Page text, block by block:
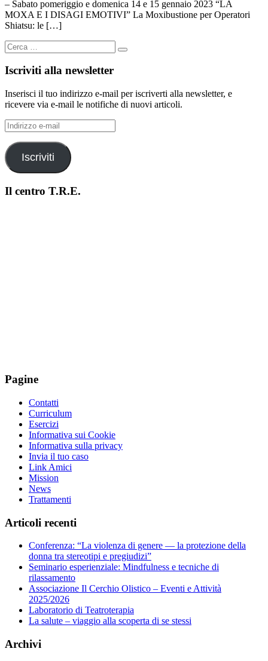
– Sabato pomeriggio e domenica 14 e 15 gennaio 2023 “LA
MOXA E I DISAGI EMOTIVI” La Moxibustione per Operatori
Shiatsu: le […]
Cerca
Cerca
Iscriviti alla newsletter
Inserisci il tuo indirizzo e-mail per iscriverti alla newsletter, e
ricevere via e-mail le notifiche di nuovi articoli.
Indirizzo
e-
mail
Iscriviti
Il centro T.R.E.
Pagine
Contatti
Curriculum
Esercizi
Informativa sui Cookie
Informativa sulla privacy
Invia il tuo caso
Link Amici
Mission
News
Trattamenti
Articoli recenti
Conferenza: “La violenza di genere — la protezione della
donna tra stereotipi e pregiudizi”
Seminario esperienziale: Mindfulness e tecniche di
rilassamento
Associazione Il Cerchio Olistico – Eventi e Attività
2025/2026
Laboratorio di Teatroterapia
La salute – viaggio alla scoperta di se stessi
Archivi